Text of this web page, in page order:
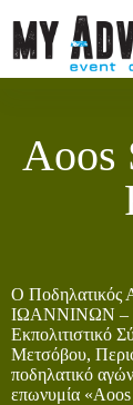
Aoos
Ο Ποδηλατικός
ΙΩΑΝΝΙΝΩΝ –
Εκπολιτιστικό
Μετσόβου,
ποδηλατικό
επωνυμία